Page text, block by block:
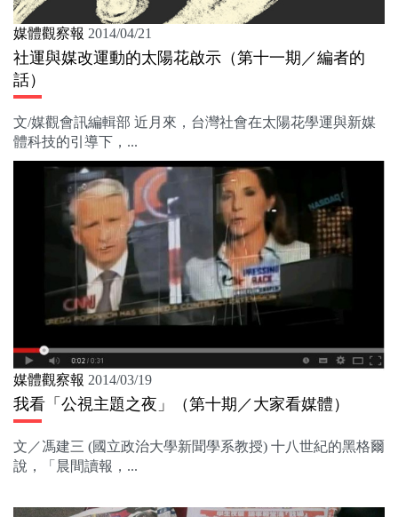
媒體觀察報 2014/04/21
社運與媒改運動的太陽花啟示（第十一期／編者的
話）
文/媒觀會訊編輯部 近月來，台灣社會在太陽花學運與新媒
體科技的引導下，...
媒體觀察報 2014/03/19
我看「公視主題之夜」（第十期／大家看媒體）
文／馮建三 (國立政治大學新聞學系教授) 十八世紀的黑格爾
說，「晨間讀報，...